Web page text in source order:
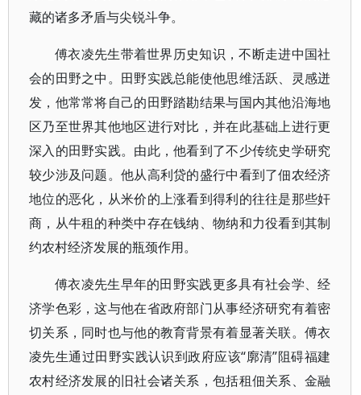
藏的诸多矛盾与尖锐斗争。
傅衣凌先生带着世界历史知识，不断走进中国社
会的田野之中。田野实践总能使他思维活跃、灵感迸
发，他常常将自己的田野踏勘结果与国内其他沿海地
区乃至世界其他地区进行对比，并在此基础上进行更
深入的田野实践。由此，他看到了不少传统史学研究
较少涉及问题。他从高利贷的盛行中看到了佃农经济
地位的恶化，从米价的上涨看到得利的往往是那些奸
商，从牛租的种类中存在钱纳、物纳和力役看到其制
约农村经济发展的瓶颈作用。
傅衣凌先生早年的田野实践更多具有社会学、经
济学色彩，这与他在省政府部门从事经济研究有着密
切关系，同时也与他的教育背景有着显著关联。傅衣
凌先生通过田野实践认识到政府应该“廓清”阻碍福建
农村经济发展的旧社会诸关系，包括租佃关系、金融